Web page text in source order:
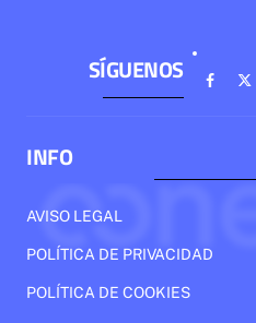
SÍGUENOS
INFO
AVISO LEGAL
POLÍTICA DE PRIVACIDAD
POLÍTICA DE COOKIES